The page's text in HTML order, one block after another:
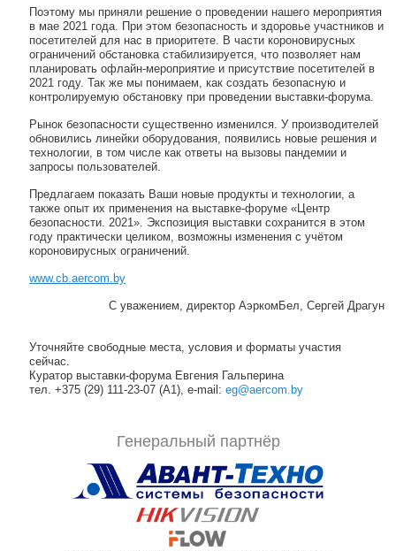
Поэтому мы приняли решение о проведении нашего мероприятия
в мае 2021 года. При этом безопасность и здоровье участников и
посетителей для нас в приоритете. В части короновирусных
ограничений обстановка стабилизируется, что позволяет нам
планировать офлайн-мероприятие и присутствие посетителей в
2021 году. Так же мы понимаем, как создать безопасную и
контролируемую обстановку при проведении выставки-форума.
Рынок безопасности существенно изменился. У производителей
обновились линейки оборудования, появились новые решения и
технологии, в том числе как ответы на вызовы пандемии и
запросы пользователей.
Предлагаем показать Ваши новые продукты и технологии, а
также опыт их применения на выставке-форуме «Центр
безопасности. 2021». Экспозиция выставки сохранится в этом
году практически целиком, возможны изменения с учётом
короновирусных ограничений.
www.cb.aercom.by
С уважением, директор АэркомБел, Сергей Драгун
Уточняйте свободные места, условия и форматы участия
сейчас.
Куратор выставки-форума Евгения Гальперина
тел. +375 (29) 111-23-07 (А1), e-mail: eg@aercom.by
Генеральный партнёр